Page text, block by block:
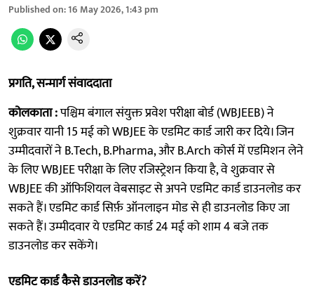
Published on:16 May 2026, 1:43 pm
प्रगति, सन्मार्ग संवाददाता
कोलकाता :पश्चिम बंगाल संयुक्त प्रवेश परीक्षा बोर्ड (WBJEEB) ने
शुक्रवार यानी 15 मई को WBJEE के एडमिट कार्ड जारी कर दिये। जिन
उम्मीदवारों ने B.Tech, B.Pharma, और B.Arch कोर्स में एडमिशन लेने
के लिए WBJEE परीक्षा के लिए रजिस्ट्रेशन किया है, वे शुक्रवार से
WBJEE की ऑफिशियल वेबसाइट से अपने एडमिट कार्ड डाउनलोड कर
सकते हैं। एडमिट कार्ड सिर्फ़ ऑनलाइन मोड से ही डाउनलोड किए जा
सकते हैं। उम्मीदवार ये एडमिट कार्ड 24 मई को शाम 4 बजे तक
डाउनलोड कर सकेंगे।
एडमिट कार्ड कैसे डाउनलोड करें?